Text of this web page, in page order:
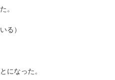
。
る）
になった。